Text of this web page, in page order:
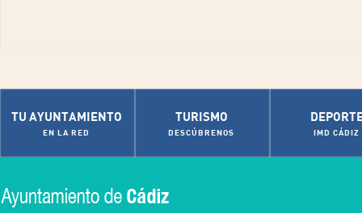
TU AYUNTAMIENTO
EN LA RED
TURISMO
DESCÚBRENOS IMD CÁDIZ